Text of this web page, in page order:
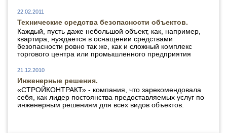
22.02.2011
Технические средства безопасности объектов.
Каждый, пусть даже небольшой объект, как, например,
квартира, нуждается в оснащении средствами
безопасности ровно так же, как и сложный комплекс
торгового центра или промышленного предприятия
21.12.2010
Инженерные решения.
«СТРОЙКОНТРАКТ» - компания, что зарекомендовала
себя, как лидер постоянства предоставляемых услуг по
инженерным решениям для всех видов объектов.